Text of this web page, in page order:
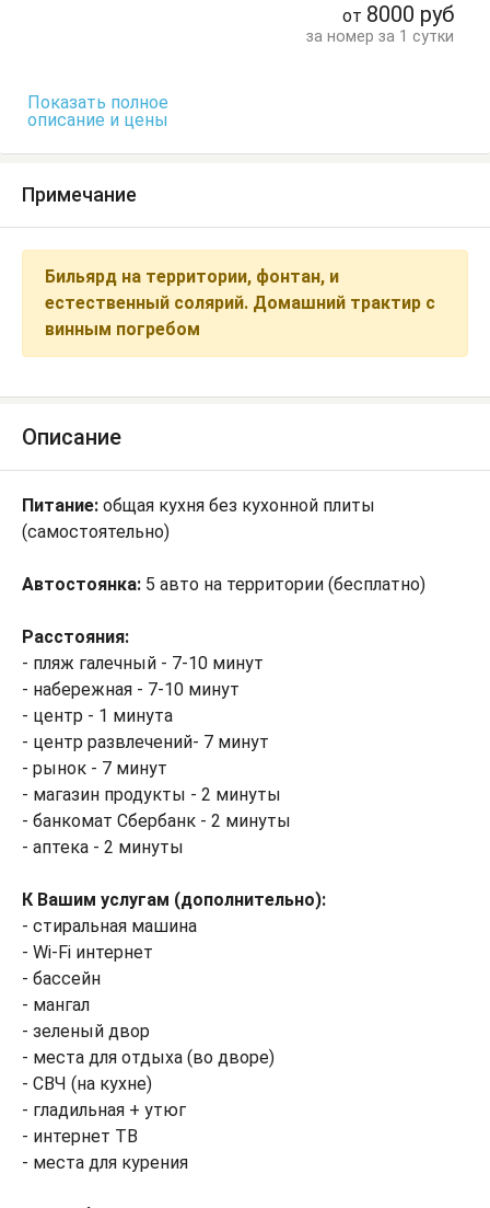
от 8000 руб
за номер за 1 сутки
Показать полное
описание и цены
Примечание
Бильярд на территории, фонтан, и
естественный солярий. Домашний трактир с
винным погребом
Описание
Питание: общая кухня без кухонной плиты
(самостоятельно)
Автостоянка: 5 авто на территории (бесплатно)
Расстояния:
- пляж галечный - 7-10 минут
- набережная - 7-10 минут
- центр - 1 минута
- центр развлечений- 7 минут
- рынок - 7 минут
- магазин продукты - 2 минуты
- банкомат Сбербанк - 2 минуты
- аптека - 2 минуты
К Вашим услугам (дополнительно):
- стиральная машина
- Wi-Fi интернет
- бассейн
- мангал
- зеленый двор
- места для отдыха (во дворе)
- СВЧ (на кухне)
- гладильная + утюг
- интернет ТВ
- места для курения